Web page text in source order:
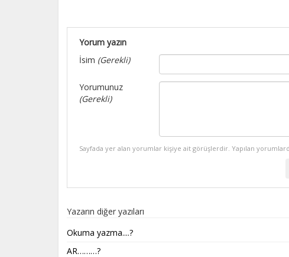
Yorum yazın
İsim (Gerekli)
Yorumunuz
(Gerekli)
Sayfada yer alan yorumlar kişiye ait görüşlerdir. Yapılan
Yazarın diğer yazıları
Okuma yazma....?​​​​​​​
AR………?